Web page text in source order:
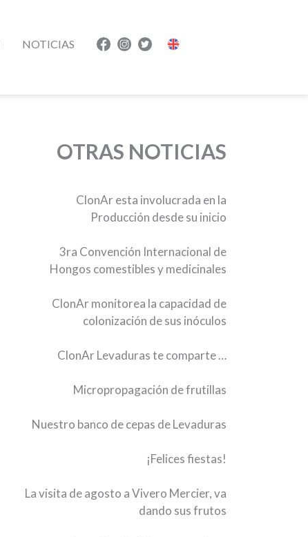
NOTICIAS
OTRAS NOTICIAS
ClonAr esta involucrada en la
Producción desde su inicio
3ra Convención Internacional de
Hongos comestibles y medicinales
ClonAr monitorea la capacidad de
colonización de sus inóculos
ClonAr Levaduras te comparte …
Micropropagación de frutillas
Nuestro banco de cepas de Levaduras
¡Felices fiestas!
La visita de agosto a Vivero Mercier, va
dando sus frutos